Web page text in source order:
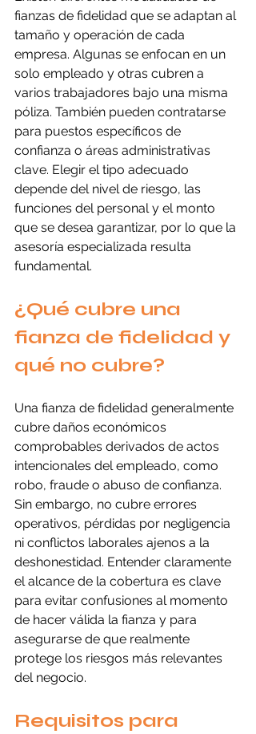
fianzas de fidelidad que se adaptan al
tamaño y operación de cada
empresa. Algunas se enfocan en un
solo empleado y otras cubren a
varios trabajadores bajo una misma
póliza. También pueden contratarse
para puestos específicos de
confianza o áreas administrativas
clave. Elegir el tipo adecuado
depende del nivel de riesgo, las
funciones del personal y el monto
que se desea garantizar, por lo que la
asesoría especializada resulta
fundamental.
¿Qué cubre una
fianza de fidelidad y
qué no cubre?
Una fianza de fidelidad generalmente
cubre daños económicos
comprobables derivados de actos
intencionales del empleado, como
robo, fraude o abuso de confianza.
Sin embargo, no cubre errores
operativos, pérdidas por negligencia
ni conflictos laborales ajenos a la
deshonestidad. Entender claramente
el alcance de la cobertura es clave
para evitar confusiones al momento
de hacer válida la fianza y para
asegurarse de que realmente
protege los riesgos más relevantes
del negocio.
Requisitos para